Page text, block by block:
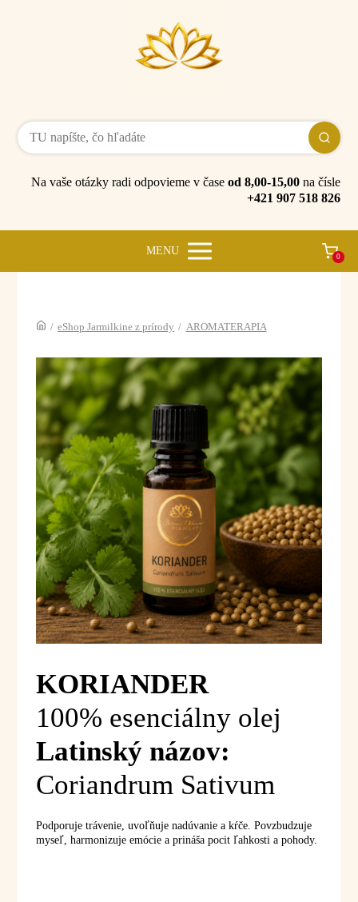
Na vaše otázky radi odpovieme v čase od 8,00-15,00na čísle
+421 907 518 826
MENU 0
/ eShop Jarmilkine z prírody / AROMATERAPIA
KORIANDER
100% esenciálny olej
Latinský názov:
Coriandrum Sativum
Podporuje trávenie, uvoľňuje nadúvanie a kŕče. Povzbudzuje
myseľ, harmonizuje emócie a prináša pocit ľahkosti a pohody.